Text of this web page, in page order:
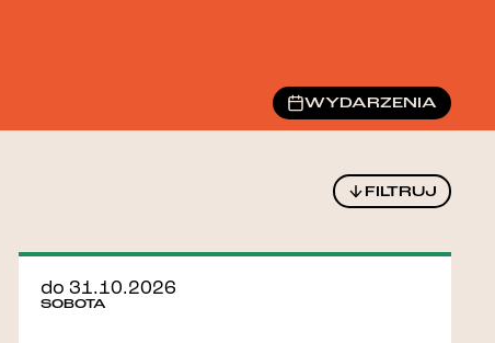
WYDARZENIA
FILTRUJ
do 31.10.2026
SOBOTA